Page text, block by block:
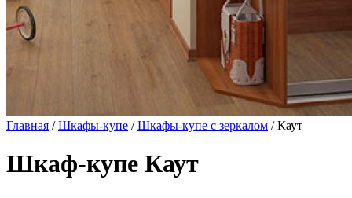
Главная /Шкафы-купе /Шкафы-купе с зеркалом / Каут
Шкаф-купе Каут